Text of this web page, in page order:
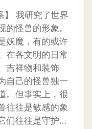
】 我研究了世界
怪兽的形象。
妖魔，有的或许
在各文明的日常
吉祥物和装饰
自己的怪兽独一
。但事实上，很
往往是敏感的象
们往往是守护...